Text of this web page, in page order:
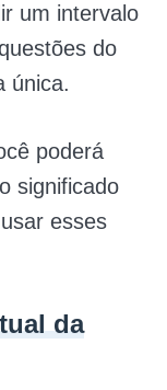
um intervalo
do
única.
poderá
significado
esses
da